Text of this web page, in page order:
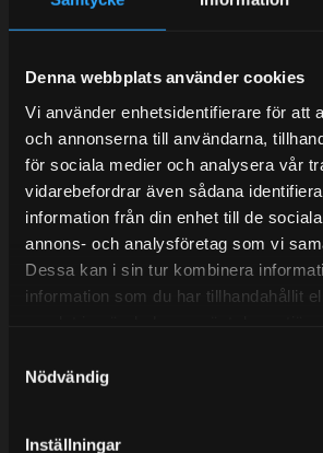
Denna webbplats använder cookies
Vi använder enhetsidentifierare för att
och annonserna till användarna,
för sociala medier och analysera vår
vidarebefordrar även sådana
information från din enhet till de
annons- och analysföretag som vi
Dessa kan i sin tur kombinera
information som du har tillhandahållit
Nödvändig
Inställningar
Telefonsupport:
Mån-Tors: 10:30-15:00
Lunchstängt 12:00-13:00
Tel: 031- 51 66 60
E-post:info@streetperformance.se
BLOG